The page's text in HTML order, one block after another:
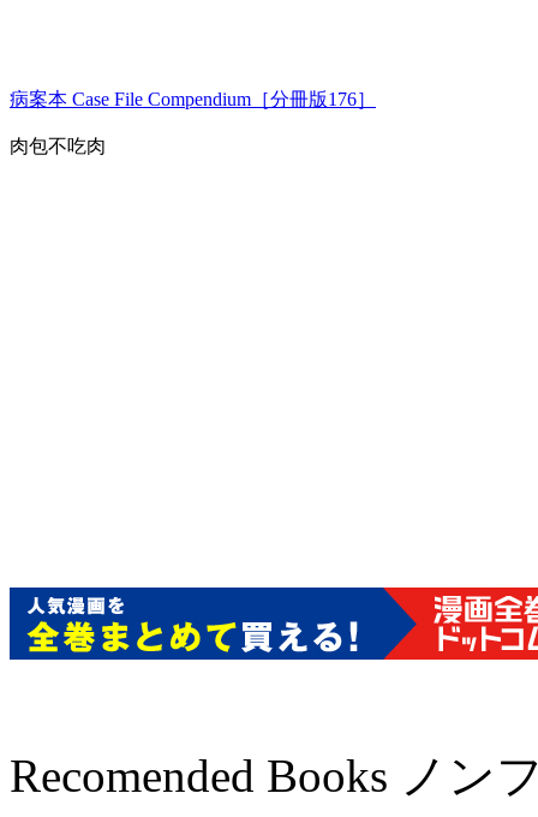
病案本 Case File Compendium［分冊版176］
肉包不吃肉
Recomended Books ノン